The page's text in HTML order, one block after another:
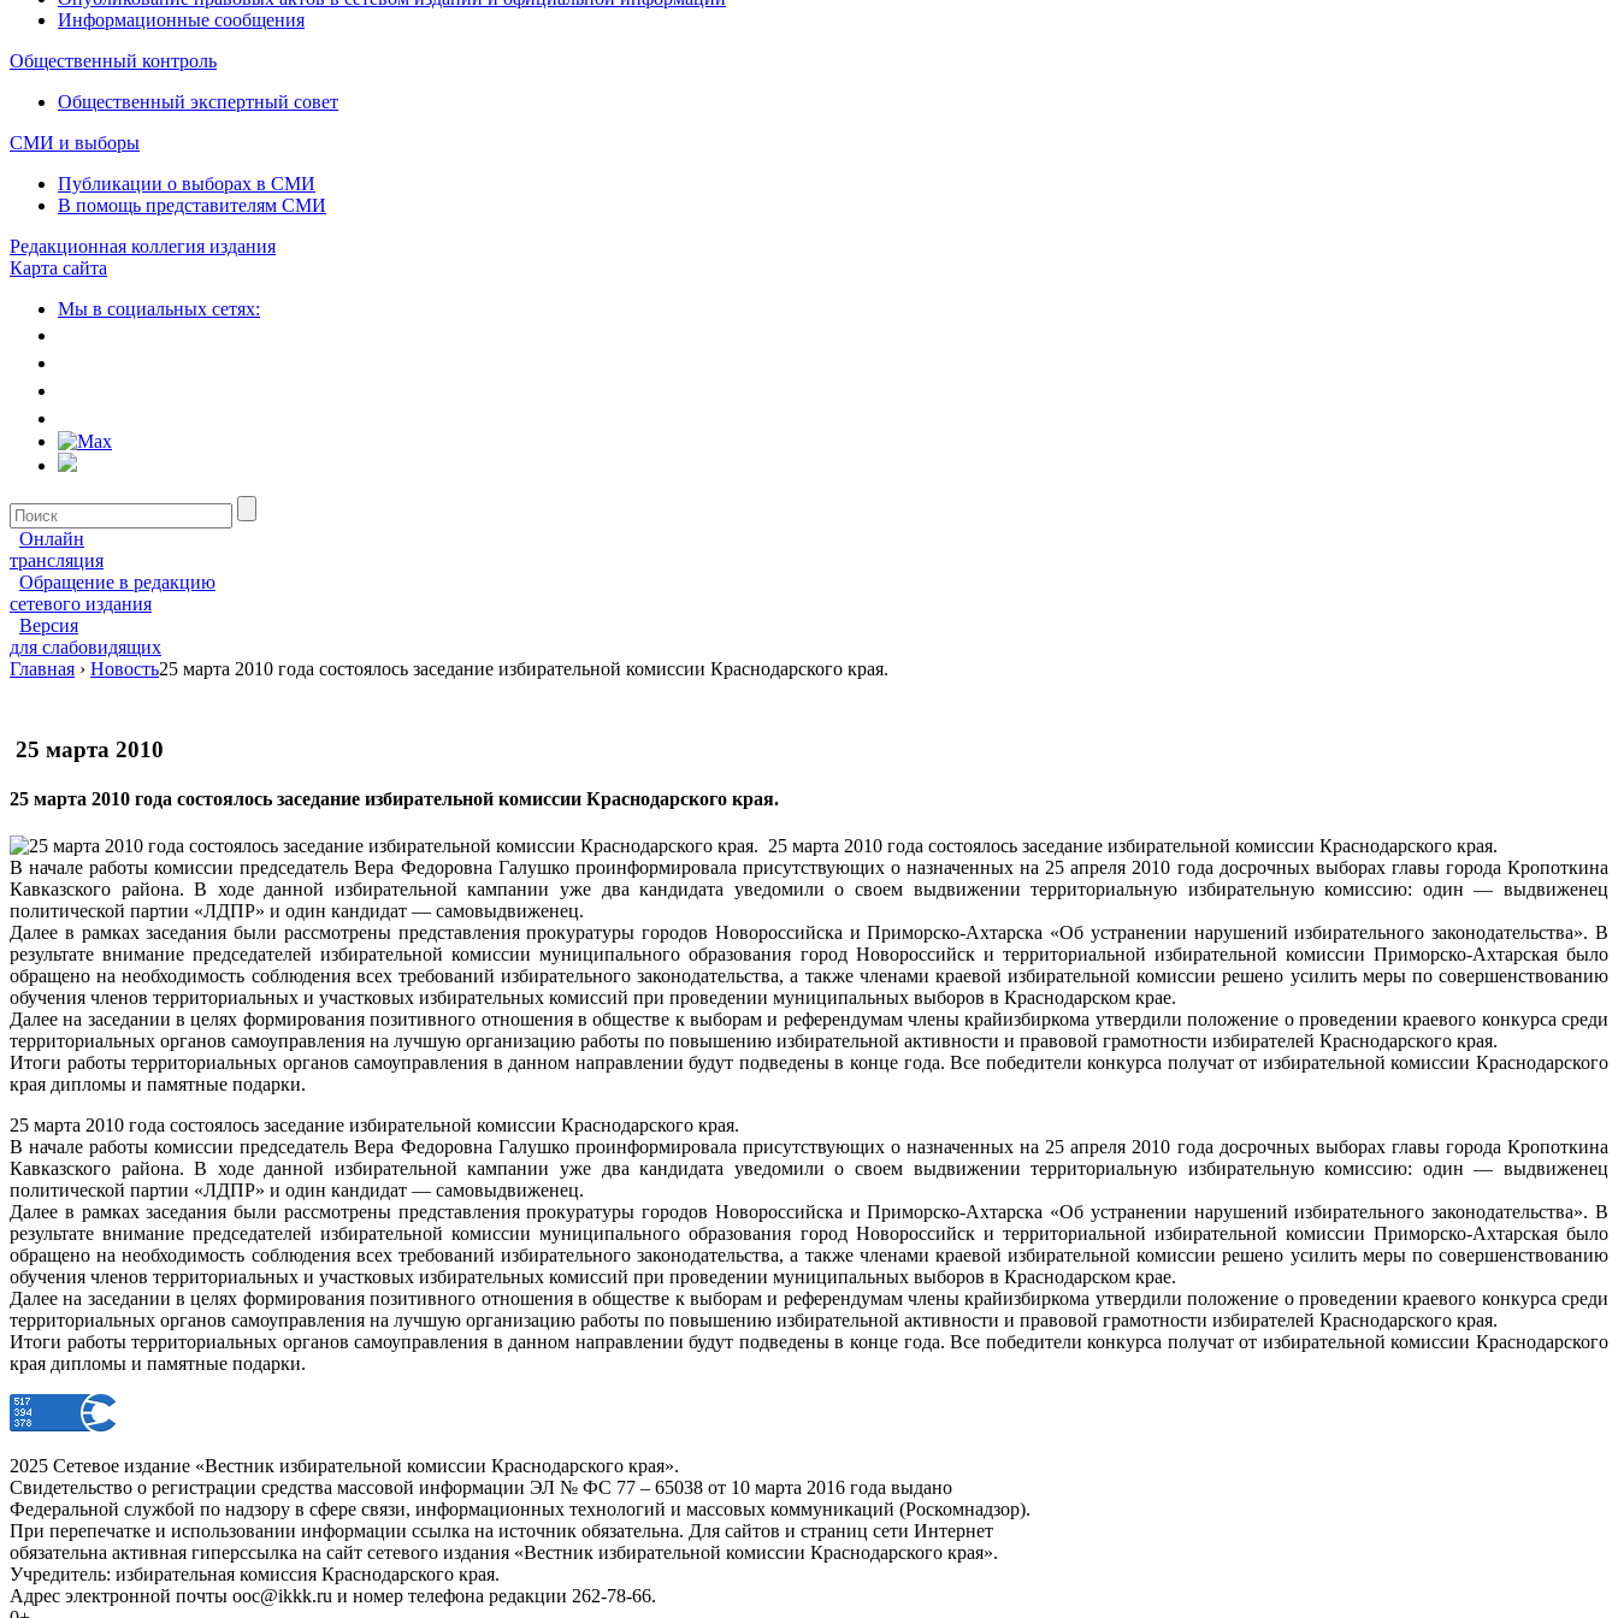
Информационные сообщения
Общественный контроль
Общественный экспертный совет
СМИ и выборы
Публикации о выборах в СМИ
В помощь представителям СМИ
Редакционная коллегия издания
Карта сайта
Мы в социальных сетях:
Онлайн
трансляция
Обращение в редакцию
сетевого издания
Версия
для слабовидящих
Главная › Новость25 марта 2010 года состоялось заседание избирательной комиссии Краснодарского края.
25 марта 2010
25 марта 2010 года состоялось заседание избирательной комиссии Краснодарского края.
25 марта 2010 года состоялось заседание избирательной комиссии Краснодарского края.
В начале работы комиссии председатель Вера Федоровна Галушко проинформировала присутствующих о назначенных на 25 апреля 2010 года досрочных выборах главы города Кропоткина
Кавказского района. В ходе данной избирательной кампании уже два кандидата уведомили о своем выдвижении территориальную избирательную комиссию: один — выдвиженец
политической партии «ЛДПР» и один кандидат — самовыдвиженец.
Далее в рамках заседания были рассмотрены представления прокуратуры городов Новороссийска и Приморско-Ахтарска «Об устранении нарушений избирательного законодательства». В
результате внимание председателей избирательной комиссии муниципального образования город Новороссийск и территориальной избирательной комиссии Приморско-Ахтарская было
обращено на необходимость соблюдения всех требований избирательного законодательства, а также членами краевой избирательной комиссии решено усилить меры по совершенствованию
обучения членов территориальных и участковых избирательных комиссий при проведении муниципальных выборов в Краснодарском крае.
Далее на заседании в целях формирования позитивного отношения в обществе к выборам и референдумам члены крайизбиркома утвердили положение о проведении краевого конкурса среди
территориальных органов самоуправления на лучшую организацию работы по повышению избирательной активности и правовой грамотности избирателей Краснодарского края.
Итоги работы территориальных органов самоуправления в данном направлении будут подведены в конце года. Все победители конкурса получат от избирательной комиссии Краснодарского
края дипломы и памятные подарки.
25 марта 2010 года состоялось заседание избирательной комиссии Краснодарского края.
В начале работы комиссии председатель Вера Федоровна Галушко проинформировала присутствующих о назначенных на 25 апреля 2010 года досрочных выборах главы города Кропоткина
Кавказского района. В ходе данной избирательной кампании уже два кандидата уведомили о своем выдвижении территориальную избирательную комиссию: один — выдвиженец
политической партии «ЛДПР» и один кандидат — самовыдвиженец.
Далее в рамках заседания были рассмотрены представления прокуратуры городов Новороссийска и Приморско-Ахтарска «Об устранении нарушений избирательного законодательства». В
результате внимание председателей избирательной комиссии муниципального образования город Новороссийск и территориальной избирательной комиссии Приморско-Ахтарская было
обращено на необходимость соблюдения всех требований избирательного законодательства, а также членами краевой избирательной комиссии решено усилить меры по совершенствованию
обучения членов территориальных и участковых избирательных комиссий при проведении муниципальных выборов в Краснодарском крае.
Далее на заседании в целях формирования позитивного отношения в обществе к выборам и референдумам члены крайизбиркома утвердили положение о проведении краевого конкурса среди
территориальных органов самоуправления на лучшую организацию работы по повышению избирательной активности и правовой грамотности избирателей Краснодарского края.
Итоги работы территориальных органов самоуправления в данном направлении будут подведены в конце года. Все победители конкурса получат от избирательной комиссии Краснодарского
края дипломы и памятные подарки.
2025 Сетевое издание «Вестник избирательной комиссии Краснодарского края».
Свидетельство о регистрации средства массовой информации ЭЛ № ФС 77 – 65038 от 10 марта 2016 года выдано
Федеральной службой по надзору в сфере связи, информационных технологий и массовых коммуникаций (Роскомнадзор).
При перепечатке и использовании информации ссылка на источник обязательна. Для сайтов и страниц сети Интернет
обязательна активная гиперссылка на сайт сетевого издания «Вестник избирательной комиссии Краснодарского края».
Учредитель: избирательная комиссия Краснодарского края.
Адрес электронной почты ooc@ikkk.ru и номер телефона редакции 262-78-66.